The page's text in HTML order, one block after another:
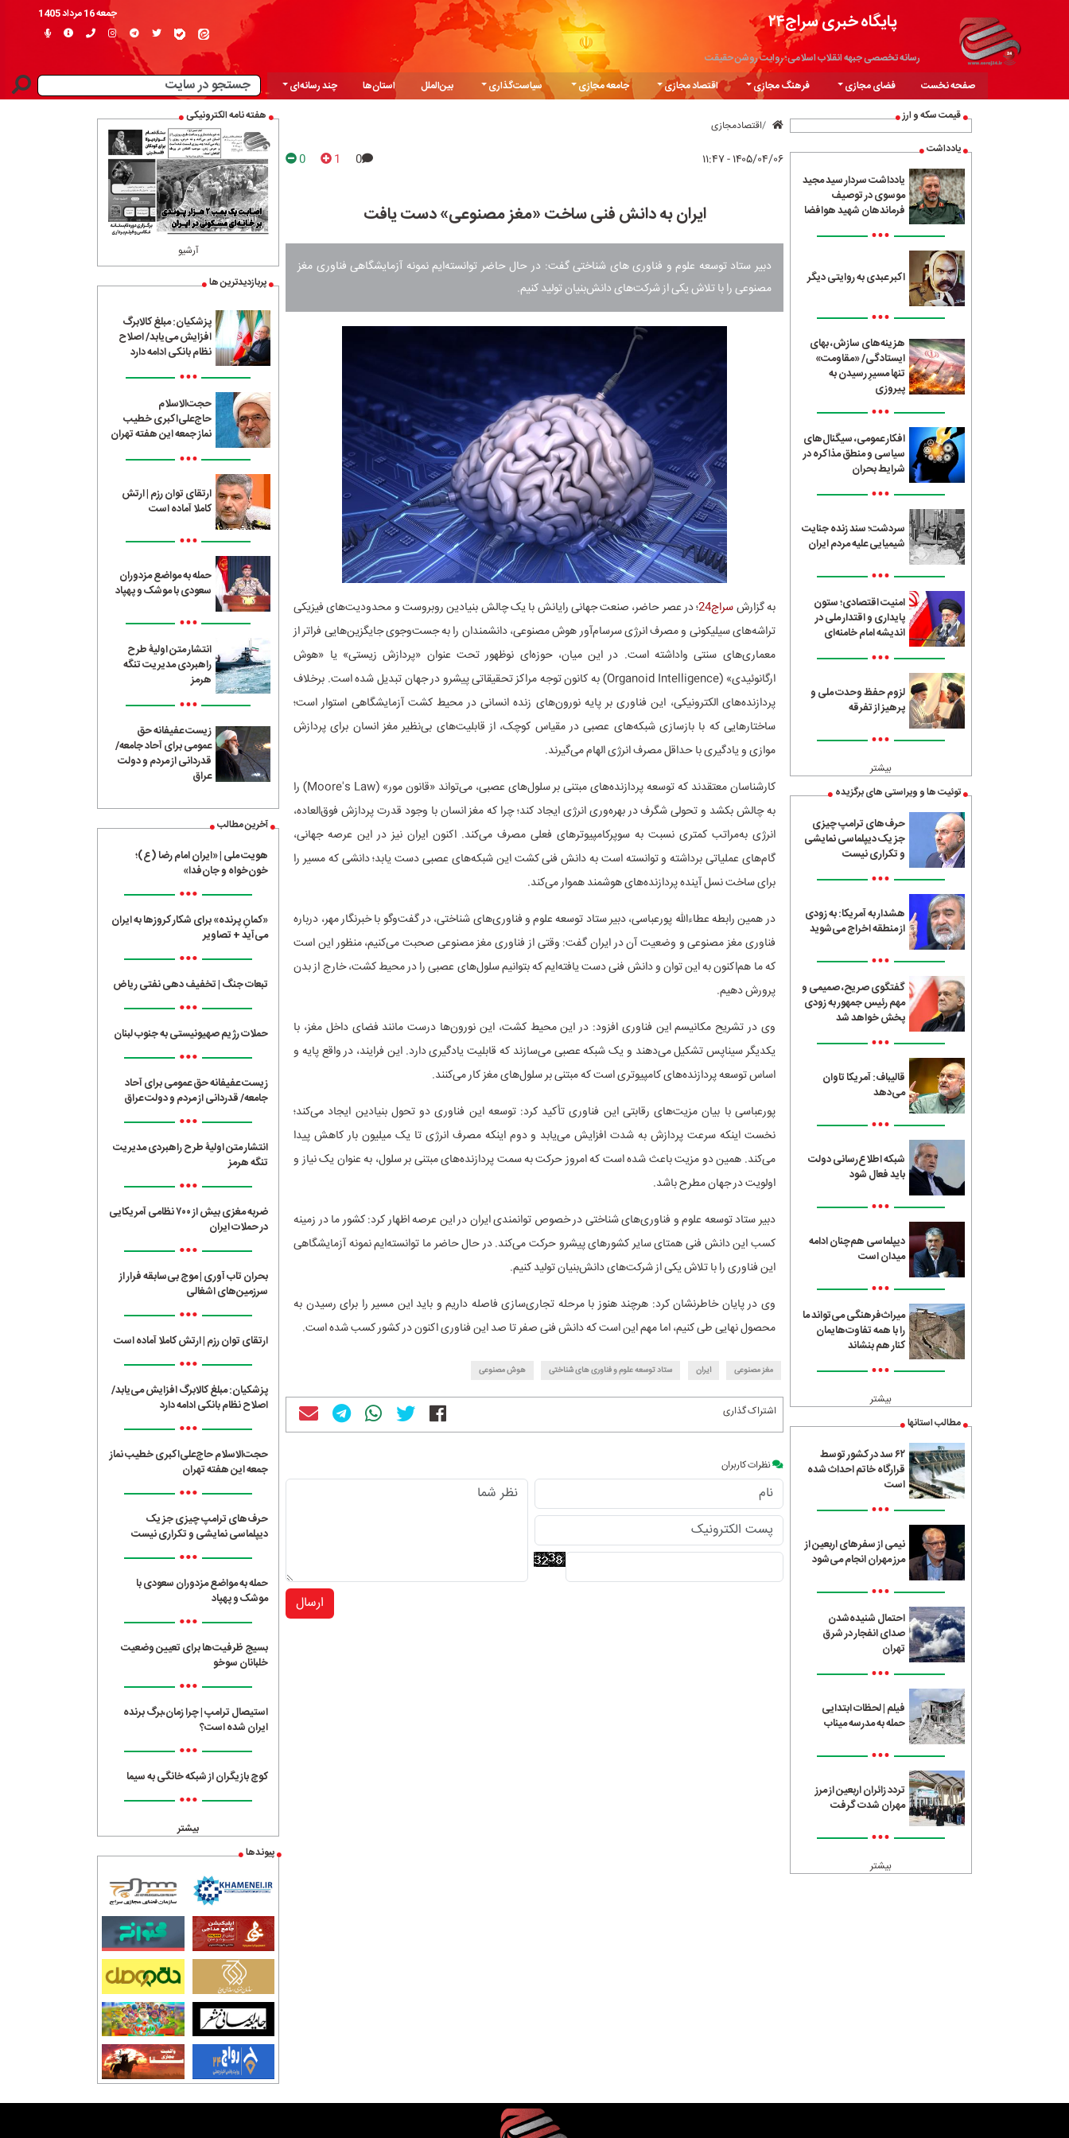
پایگاه خبری سراج۲۴
رسانه تخصصی جبهه انقلاب اسلامی؛ روایت روشن حقیقت
جمعه 16 مرداد 1405
صفحه نخست فضای مجازی فرهنگ مجازی اقتصاد مجازی جامعه مجازی سیاست‌گذاری بین‌الملل استان‌ها
چند رسانه‌ای
قیمت سکه و ارز
یادداشت
یادداشت سردار سید مجید
موسوی در توصیف
فرماندهان شهید هوافضا
•••
اکبر عبدی به روایتی دیگر
•••
هزینه‌های سازش، بهای
ایستادگی/ «مقاومت»
تنها مسیرِ رسیدن به
پیروزی
•••
افکار عمومی، سیگنال‌های
سیاسی و منطق مذاکره در
شرایط بحران
•••
سردشت؛ سند زنده جنایت
شیمیایی علیه مردم ایران
•••
امنیت اقتصادی؛ ستون
پایداری و اقتدار ملی در
اندیشه امام خامنه‌ای
•••
لزوم حفظ وحدت ملی و
پرهیز از تفرقه
•••
بیشتر
توئیت ها و ویراستی های برگزیده
حرف‌های ترامپ چیزی
جز یک دیپلماسی نمایشی
و تکراری نیست
•••
هشدار به آمریکا: به زودی
از منطقه اخراج می‌شوید
•••
گفتگوی صریح، صمیمی و
مهم رئیس جمهور به زودی
پخش خواهد شد
•••
قالیباف: آمریکا تاوان
می‌دهد
•••
شبکه اطلاع‌رسانی دولت
باید فعال شود
•••
دیپلماسی هم‌چنان ادامه
میدان است
•••
میراث‌فرهنگی می‌تواند ما
را با همه تفاوت‌هایمان
کنار هم بنشاند
•••
بیشتر
مطالب استانها
۶۲ سد در کشور توسط
قرارگاه خاتم احداث شده
است
•••
نیمی از سفرهای اربعین از
مرز مهران انجام می‌شود
•••
احتمال شنیده‌شدن
صدای انفجار در شرق
تهران
•••
فیلم | لحظات ابتدایی
حمله به مدرسه میناب
•••
تردد زائران اربعین از مرز
مهران شدت گرفت
•••
بیشتر
اقتصادمجازی
۱۴۰۵/۰۴/۰۶ - ۱۱:۴۷ 0
1
0
ایران به دانش فنی ساخت «مغز مصنوعی» دست یافت
دبیر ستاد توسعه علوم و فناوری های شناختی گفت: در حال حاضر توانسته‌ایم نمونه آزمایشگاهی فناوری مغز
مصنوعی را با تلاش یکی از شرکت‌های دانش‌بنیان تولید کنیم.
به گزارشسراج24
؛ در عصر حاضر، صنعت جهانی رایانش با یک چالش بنیادین روبروست و محدودیت‌های فیزیکی
تراشه‌های سیلیکونی و مصرف انرژی سرسام‌آور هوش مصنوعی، دانشمندان را به جست‌وجوی جایگزین‌هایی فراتر از
معماری‌های سنتی واداشته است. در این میان، حوزه‌ای نوظهور تحت عنوان «پردازش زیستی» یا «هوش
ارگانوئیدی» (Organoid Intelligence) به کانون توجه مراکز تحقیقاتی پیشرو در جهان تبدیل شده است. برخلاف
پردازنده‌های الکترونیکی، این فناوری بر پایه نورون‌های زنده انسانی در محیط کشت آزمایشگاهی استوار است؛
ساختارهایی که با بازسازی شبکه‌های عصبی در مقیاس کوچک، از قابلیت‌های بی‌نظیر مغز انسان برای پردازش
موازی و یادگیری با حداقل مصرف انرژی الهام می‌گیرند.
کارشناسان معتقدند که توسعه پردازنده‌های مبتنی بر سلول‌های عصبی، می‌تواند «قانون مور» (Moore's Law) را
به چالش بکشد و تحولی شگرف در بهره‌وری انرژی ایجاد کند؛ چرا که مغز انسان با وجود قدرت پردازش فوق‌العاده،
انرژی به‌مراتب کمتری نسبت به سوپرکامپیوترهای فعلی مصرف می‌کند. اکنون ایران نیز در این عرصه جهانی،
گام‌های عملیاتی برداشته و توانسته است به دانش فنی کشت این شبکه‌های عصبی دست یابد؛ دانشی که مسیر را
برای ساخت نسل آینده پردازنده‌های هوشمند هموار می‌کند.
در همین رابطه عطاءالله پورعباسی، دبیر ستاد توسعه علوم و فناوری‌های شناختی، در گفت‌وگو با خبرنگار مهر، درباره
فناوری مغز مصنوعی و وضعیت آن در ایران گفت: وقتی از فناوری مغز مصنوعی صحبت می‌کنیم، منظور این است
که ما هم‌اکنون به این توان و دانش فنی دست یافته‌ایم که بتوانیم سلول‌های عصبی را در محیط کشت، خارج از بدن
پرورش دهیم.
وی در تشریح مکانیسم این فناوری افزود: در این محیط کشت، این نورون‌ها درست مانند فضای داخل مغز، با
یکدیگر سیناپس تشکیل می‌دهند و یک شبکه عصبی می‌سازند که قابلیت یادگیری دارد. این فرایند، در واقع پایه و
اساس توسعه پردازنده‌های کامپیوتری است که مبتنی بر سلول‌های مغز کار می‌کنند.
پورعباسی با بیان مزیت‌های رقابتی این فناوری تأکید کرد: توسعه این فناوری دو تحول بنیادین ایجاد می‌کند؛
نخست اینکه سرعت پردازش به شدت افزایش می‌یابد و دوم اینکه مصرف انرژی تا یک میلیون بار کاهش پیدا
می‌کند. همین دو مزیت باعث شده است که امروز حرکت به سمت پردازنده‌های مبتنی بر سلول، به عنوان یک نیاز و
اولویت در جهان مطرح باشد.
دبیر ستاد توسعه علوم و فناوری‌های شناختی در خصوص توانمندی ایران در این عرصه اظهار کرد: کشور ما در زمینه
کسب این دانش فنی همتای سایر کشورهای پیشرو حرکت می‌کند. در حال حاضر ما توانسته‌ایم نمونه آزمایشگاهی
این فناوری را با تلاش یکی از شرکت‌های دانش‌بنیان تولید کنیم.
وی در پایان خاطرنشان کرد: هرچند هنوز با مرحله تجاری‌سازی فاصله داریم و باید این مسیر را برای رسیدن به
محصول نهایی طی کنیم، اما مهم این است که دانش فنی صفر تا صد این فناوری اکنون در کشور کسب شده است.
مغز مصنوعی ایران ستاد توسعه علوم و فناوری های شناختی هوش مصنوعی
اشتراک گذاری
نظرات کاربران
ارسال
هفته نامه الکترونیکی
آرشیو
پربازدیدترین ها
پزشکیان: مبلغ کالابرگ
افزایش می‌یابد/ اصلاح
نظام بانکی ادامه دارد
•••
حجت‌الاسلام
حاج‌علی‌اکبری خطیب
نماز جمعه این هفته تهران
•••
ارتقای توان رزم | ارتش
کاملا آماده است
•••
حمله به مواضع مزدوران
سعودی با موشک و پهپاد
•••
انتشار متن اولیۀ طرح
راهبردی مدیریت تنگه
هرمز
•••
زیست عفیفانه حق
عمومی برای آحاد جامعه/
قدردانی از مردم و دولت
عراق
آخرین مطالب
هویت ملی | «ایران امام رضا (ع)؛
خون‌خواه و جان‌فدا»
•••
«کمانِ پرنده» برای شکار کروزها به ایران
می‌آید + تصاویر
•••
تبعات جنگ | تخفیف دهی نفتی ریاض
•••
حملات رژیم صهیونیستی به جنوب لبنان
•••
زیست عفیفانه حق عمومی برای آحاد
جامعه/ قدردانی از مردم و دولت عراق
•••
انتشار متن اولیۀ طرح راهبردی مدیریت
تنگه هرمز
•••
ضربه مغزی بیش از ۷۰۰ نظامی آمریکایی
در حملات ایران
•••
بحران تاب آوری | موج بی‌سابقه فرار از
سرزمین‌های اشغالی
•••
ارتقای توان رزم | ارتش کاملا آماده است
•••
پزشکیان: مبلغ کالابرگ افزایش می‌یابد/
اصلاح نظام بانکی ادامه دارد
•••
حجت‌الاسلام حاج‌علی‌اکبری خطیب نماز
جمعه این هفته تهران
•••
حرف‌های ترامپ چیزی جز یک
دیپلماسی نمایشی و تکراری نیست
•••
حمله به مواضع مزدوران سعودی با
موشک و پهپاد
•••
بسیج ظرفیت‌ها برای تعیین وضعیت
خلبانان سوخو
•••
استیصال ترامپ | چرا زمان،برگ برنده
ایران شده است؟
•••
کوچ بازیگران از شبکه خانگی به سیما
•••
بیشتر
پیوندها